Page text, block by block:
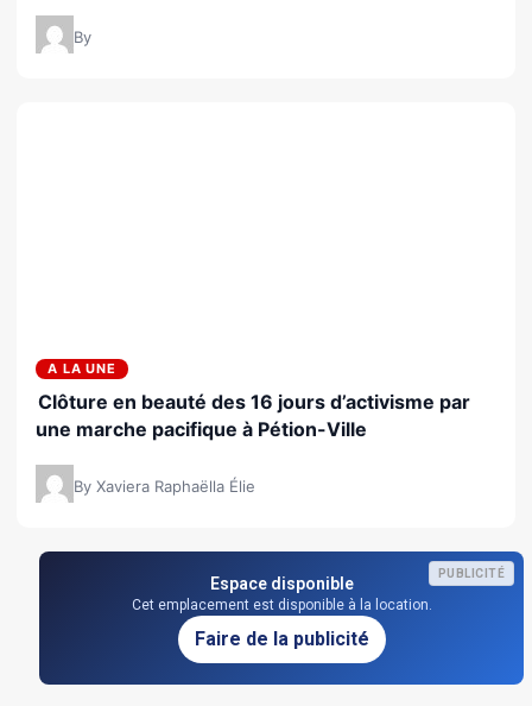
By
A LA UNE
Clôture en beauté des 16 jours d’activisme par
une marche pacifique à Pétion-Ville
By Xaviera Raphaëlla Élie
PUBLICITÉ
Espace disponible
Cet emplacement est disponible à la location.
Faire de la publicité